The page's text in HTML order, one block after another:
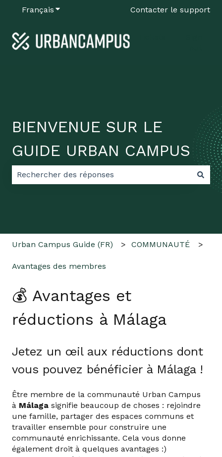
Français Afficher le sous-menu pour les traductions
Contacter le support
BIENVENUE SUR LE
GUIDE URBAN CAMPUS
Il n'y a aucune suggestion car le champ de
Urban Campus Guide (FR) COMMUNAUTÉ
Avantages des membres
💰 Avantages et
réductions à Málaga
Jetez un œil aux réductions dont
vous pouvez bénéficier à Málaga !
Être membre de la communauté Urban Campus
à Málaga signifie beaucoup de choses : rejoindre
une famille, partager des espaces communs et
travailler ensemble pour construire une
communauté enrichissante. Cela vous donne
également droit à quelques avantages :)